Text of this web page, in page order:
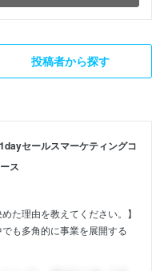
投稿者から探す
セールスマーケティングコ
ス
た理由を教えてください。】
も多角的に事業を展開する